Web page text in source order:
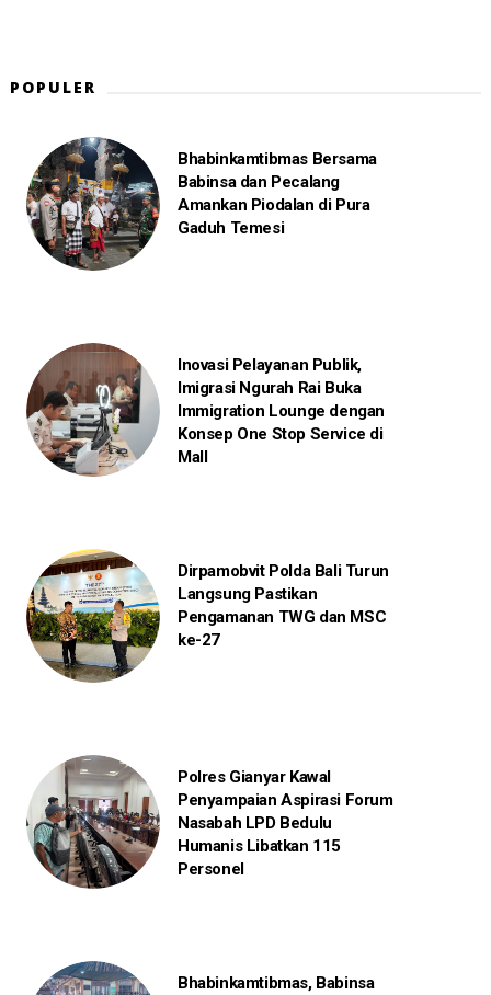
POPULER
Bhabinkamtibmas Bersama
Babinsa dan Pecalang
Amankan Piodalan di Pura
Gaduh Temesi
Inovasi Pelayanan Publik,
Imigrasi Ngurah Rai Buka
Immigration Lounge dengan
Konsep One Stop Service di
Mall
Dirpamobvit Polda Bali Turun
Langsung Pastikan
Pengamanan TWG dan MSC
ke-27
Polres Gianyar Kawal
Penyampaian Aspirasi Forum
Nasabah LPD Bedulu
Humanis Libatkan 115
Personel
Bhabinkamtibmas, Babinsa